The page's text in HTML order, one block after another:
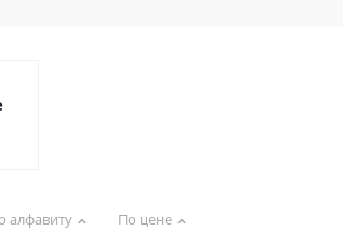
алфавиту По цене